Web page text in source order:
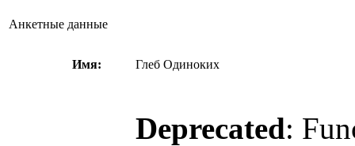
Анкетные данные
Имя: Глеб Одиноких
Deprecated: